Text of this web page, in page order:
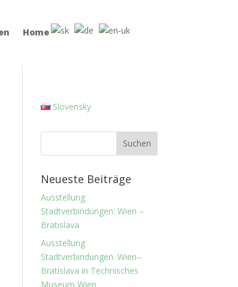
Home
Slovensky
Neueste Beiträge
Ausstellung
Stadtverbindungen: Wien –
Bratislava
Ausstellung
Stadtverbindungen. Wien–
Bratislava in Technisches
Museum Wien